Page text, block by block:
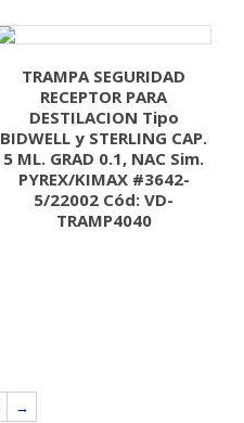
TRAMPA SEGURIDAD
RECEPTOR PARA
DESTILACION Tipo
BIDWELL y STERLING CAP.
5 ML. GRAD 0.1, NAC Sim.
PYREX/KIMAX #3642-
5/22002 Cód: VD-
TRAMP4040
→